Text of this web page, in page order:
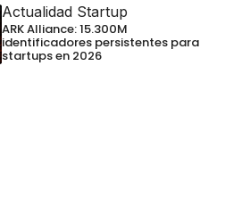
Actualidad Startup
ARK Alliance: 15.300M
identificadores persistentes para
startups en 2026